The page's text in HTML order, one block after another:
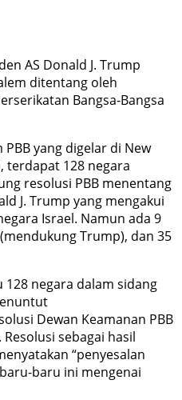
AS Donald J. Trump
ditentang oleh
Bangsa-Bangsa
yang digelar di New
terdapat 128 negara
resolusi PBB menentang
J. Trump yang mengakui
Israel. Namun ada 9
Trump), dan 35
128 negara dalam sidang
Dewan Keamanan PBB
sebagai hasil
“penyesalan
baru ini mengenai